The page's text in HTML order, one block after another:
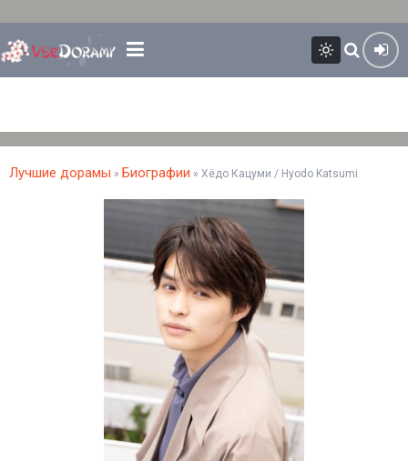
Лучшие дорамы » Биографии » Хёдо Кацуми / Hyodo Katsumi